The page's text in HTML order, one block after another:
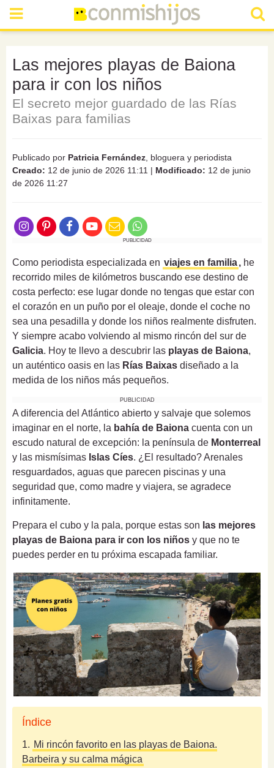
Las mejores playas de Baiona
para ir con los niños
El secreto mejor guardado de las Rías
Baixas para familias
Publicado por Patricia Fernández , bloguera y periodista
Creado: 12 de junio de 2026 11:11 | Modificado: 12 de junio
de 2026 11:27
PUBLICIDAD
Como periodista especializada en viajes en familia, he
recorrido miles de kilómetros buscando ese destino de
costa perfecto: ese lugar donde no tengas que estar con
el corazón en un puño por el oleaje, donde el coche no
sea una pesadilla y donde los niños realmente disfruten.
Y siempre acabo volviendo al mismo rincón del sur de
Galicia. Hoy te llevo a descubrir las playas de Baiona,
un auténtico oasis en las Rías Baixas diseñado a la
medida de los niños más pequeños.
PUBLICIDAD
A diferencia del Atlántico abierto y salvaje que solemos
imaginar en el norte, la bahía de Baiona cuenta con un
escudo natural de excepción: la península de Monterreal
y las mismísimas Islas Cíes. ¿El resultado? Arenales
resguardados, aguas que parecen piscinas y una
seguridad que, como madre y viajera, se agradece
infinitamente.
Prepara el cubo y la pala, porque estas son las mejores
playas de Baiona para ir con los niños y que no te
puedes perder en tu próxima escapada familiar.
Índice
1. Mi rincón favorito en las playas de Baiona.
Barbeira y su calma mágica